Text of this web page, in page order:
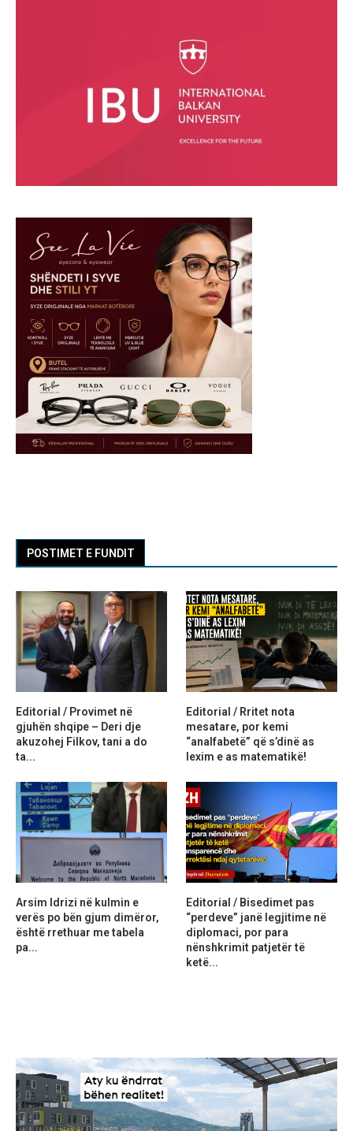
POSTIMET E FUNDIT
Editorial / Provimet në
gjuhën shqipe – Deri dje
akuzohej Filkov, tani a do
ta...
Editorial / Rritet nota
mesatare, por kemi
“analfabetë” që s’dinë as
lexim e as matematikë!
Arsim Idrizi në kulmin e
verës po bën gjum dimëror,
është rrethuar me tabela
pa...
Editorial / Bisedimet pas
“perdeve” janë legjitime në
diplomaci, por para
nënshkrimit patjetër të
ketë...